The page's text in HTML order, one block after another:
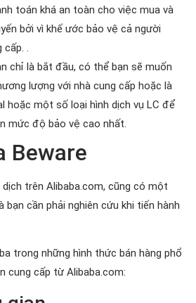
toán khá an toàn cho việc mua và
bởi vì khế ước bảo vệ cả người
.
chỉ là bắt đầu, có thể bạn sẽ muốn
lượng với nhà cung cấp hoặc là
hoặc một số loại hình dịch vụ LC để
mức độ bảo vệ cao nhất.
Beware
trên Alibaba.com, cũng có một
bạn cần phải nghiên cứu khi tiến hành
trong những hình thức bán hàng phổ
cung cấp từ Alibaba.com: